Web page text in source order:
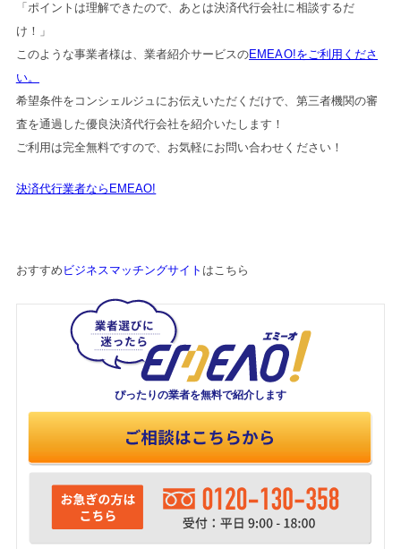
「ポイントは理解できたので、あとは決済代行会社に相談するだ
け！」
このような事業者様は、業者紹介サービスのEMEAO!をご利用くださ
い。
希望条件をコンシェルジュにお伝えいただくだけで、第三者機関の審
査を通過した優良決済代行会社を紹介いたします！
ご利用は完全無料ですので、お気軽にお問い合わせください！
決済代行業者ならEMEAO!
おすすめ ビジネスマッチングサイト はこちら
ぴったりの業者を無料で紹介します